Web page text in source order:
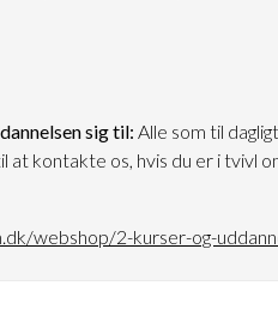
sig til: Alle som til
kontakte os, hvis du er i tvivl
webshop/2-kurser-og-